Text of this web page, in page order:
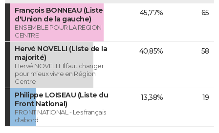
François BONNEAU (Liste
d'Union de la gauche)
ENSEMBLE POUR LA REGION
CENTRE
45,77% 65
Hervé NOVELLI (Liste de la
majorité)
Hervé NOVELLI: Il faut changer
pour mieux vivre en Région
Centre
40,85% 58
Philippe LOISEAU (Liste du
Front National)
FRONT NATIONAL - Les français
d'abord
13,38% 19